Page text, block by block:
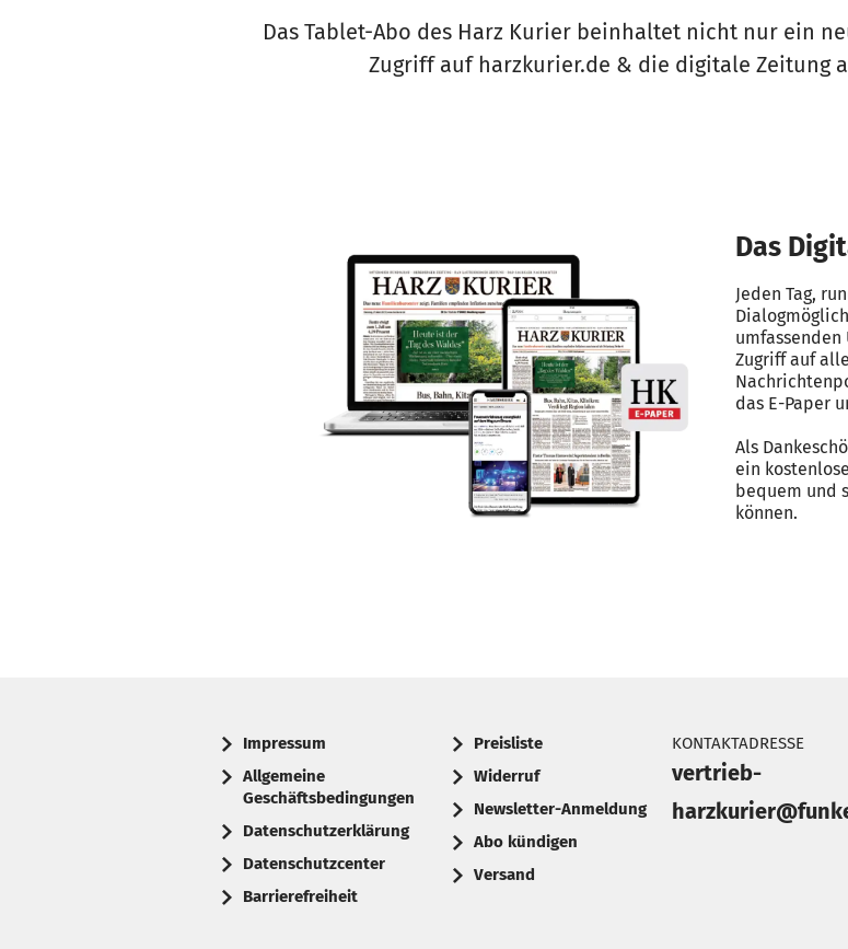
Das Tablet-Abo des Harz Kurier beinhaltet nicht nur ein
Zugriff auf harzkurier.de & die digitale Zeitung
Das
Jeden Tag,
Zugriff auf
das E-Paper
Als
ein
bequem und
können.
Impressum
Allgemeine
Geschäftsbedingungen
Datenschutzerklärung
Datenschutzcenter
Barrierefreiheit
Preisliste
Widerruf
Newsletter-Anmeldung
Abo kündigen
Versand
KONTAKTADRESSE
vertrieb-